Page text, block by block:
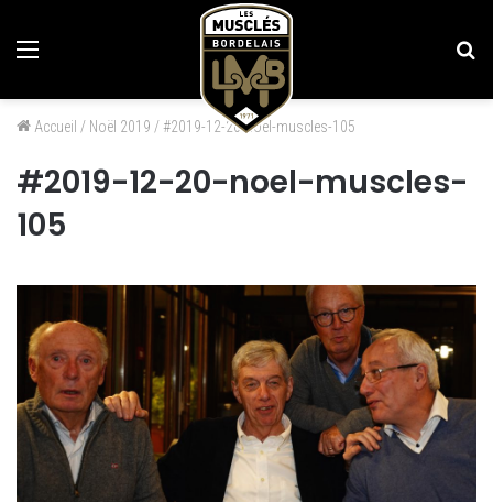
Accueil / Noël 2019 /#2019-12-20-noel-muscles-105
#2019-12-20-noel-muscles-
105